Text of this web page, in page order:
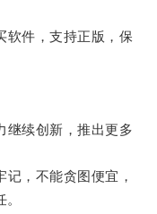
件，支持正版，保
续创新，推出更多
，不能贪图便宜，